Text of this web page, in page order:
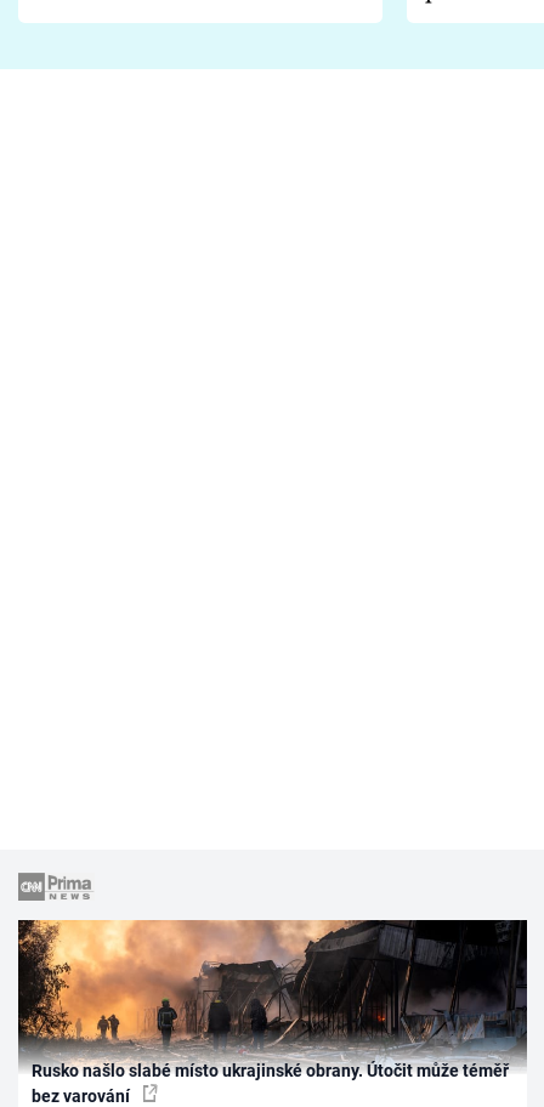
Proč je podle nich falešná a
fanoušci
Rusko našlo slabé místo ukrajinské obrany. Útočit může téměř
bez varování